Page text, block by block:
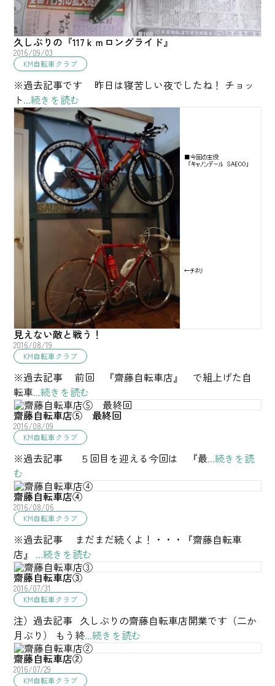
久しぶりの『117ｋｍロングライド』
2016/09/03
KM自転車クラブ
※過去記事です 昨日は寝苦しい夜でしたね！ チョッ
ト...続きを読む
見えない敵と戦う！
2016/08/19
KM自転車クラブ
※過去記事 前回 『齋藤自転車店』 で組上げた自
転車...続きを読む
齋藤自転車店⑤ 最終回
2016/08/09
KM自転車クラブ
※過去記事 ５回目を迎える今回は 『最...続きを読
む
齋藤自転車店④
2016/08/06
KM自転車クラブ
※過去記事 まだまだ続くよ！・・・『齋藤自転車
店』 ...続きを読む
齋藤自転車店③
2016/07/31
KM自転車クラブ
注）過去記事 久しぶりの齋藤自転車店開業です（二か
月ぶり） もう終...続きを読む
齋藤自転車店②
2016/07/29
KM自転車クラブ